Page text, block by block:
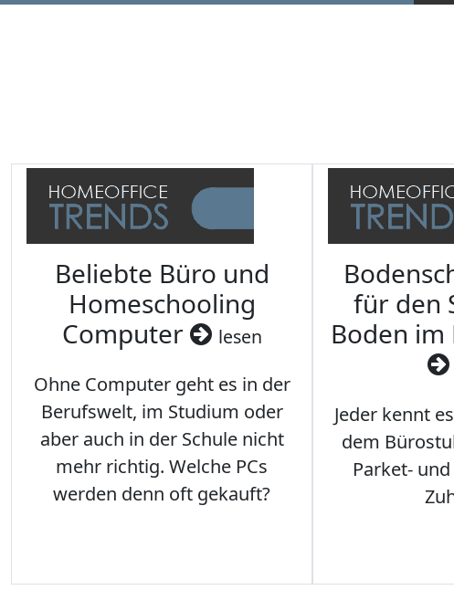
Beliebte Büro und
Homeschooling
Computer
lesen
Ohne Computer geht es in der
Berufswelt, im Studium oder
aber auch in der Schule nicht
mehr richtig. Welche PCs
werden denn oft gekauft?
für den
Boden
Jeder kennt
dem
Parket-